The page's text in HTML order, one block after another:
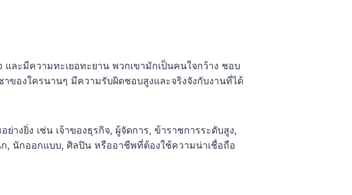
ละมีความทะเยอทะยาน พวกเขามักเป็นคนใจกว้าง ชอบ
ของใครนานๆ มีความรับผิดชอบสูงและจริงจังกับงานที่ได้
งยิ่ง เช่น เจ้าของธุรกิจ, ผู้จัดการ, ข้าราชการระดับสูง,
, นักออกแบบ, ศิลปิน หรืออาชีพที่ต้องใช้ความน่าเชื่อถือ